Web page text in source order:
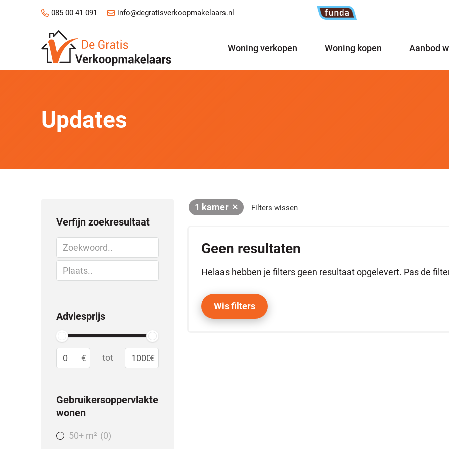
085 00 41 091 info@degratisverkoopmakelaars.nl
Woning verkopen Woning kopen Aanbod
Updates
Verfijn zoekresultaat
Adviesprijs
tot
Gebruikersoppervlakte
wonen
50+ m²
0
1 kamer Filters wissen
Geen resultaten
Helaas hebben je filters geen resultaat opgelevert. Pas de
Wis filters